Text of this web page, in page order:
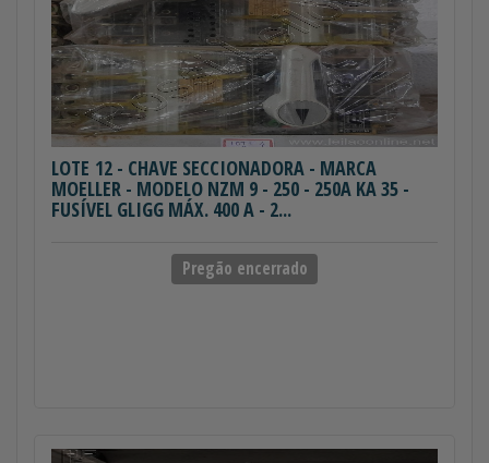
LOTE 12 - CHAVE SECCIONADORA - MARCA
MOELLER - MODELO NZM 9 - 250 - 250A KA 35 -
FUSÍVEL GLIGG MÁX. 400 A - 2...
Pregão encerrado